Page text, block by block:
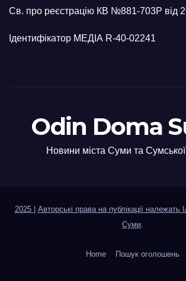
Св. про реєстрацію КВ №881-703Р від
Ідентифікатор МЕДІА R-40-02241
Odin Doma
Новини міста Суми та Сумської
2025
Авторські права на публікації
Суми.
Home Пошук оголошень